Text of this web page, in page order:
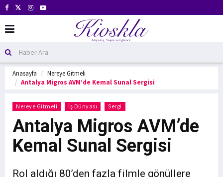
Anasayfa
Nereye Gitmeli
Antalya Migros AVM’de Kemal Sunal Sergisi
Nereye Gitmeli İş Dünyası Sergi
Antalya Migros AVM’de
Kemal Sunal Sergisi
Rol aldığı 80’den fazla filmle gönüllere